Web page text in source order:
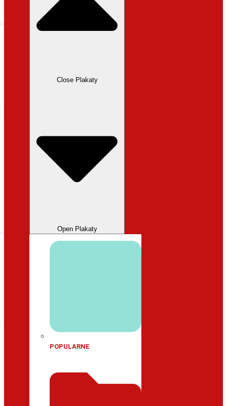
Close Plakaty
Open Plakaty
POPULARNE